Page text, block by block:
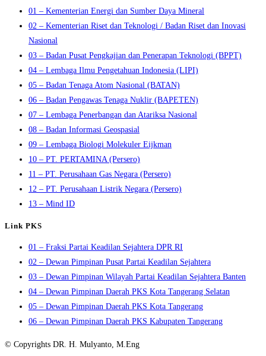
01 – Kementerian Energi dan Sumber Daya Mineral
02 – Kementerian Riset dan Teknologi / Badan Riset dan Inovasi
Nasional
03 – Badan Pusat Pengkajian dan Penerapan Teknologi (BPPT)
04 – Lembaga Ilmu Pengetahuan Indonesia (LIPI)
05 – Badan Tenaga Atom Nasional (BATAN)
06 – Badan Pengawas Tenaga Nuklir (BAPETEN)
07 – Lembaga Penerbangan dan Atariksa Nasional
08 – Badan Informasi Geospasial
09 – Lembaga Biologi Molekuler Eijkman
10 – PT. PERTAMINA (Persero)
11 – PT. Perusahaan Gas Negara (Persero)
12 – PT. Perusahaan Listrik Negara (Persero)
13 – Mind ID
Link PKS
01 – Fraksi Partai Keadilan Sejahtera DPR RI
02 – Dewan Pimpinan Pusat Partai Keadilan Sejahtera
03 – Dewan Pimpinan Wilayah Partai Keadilan Sejahtera Banten
04 – Dewan Pimpinan Daerah PKS Kota Tangerang Selatan
05 – Dewan Pimpinan Daerah PKS Kota Tangerang
06 – Dewan Pimpinan Daerah PKS Kabupaten Tangerang
© Copyrights DR. H. Mulyanto, M.Eng